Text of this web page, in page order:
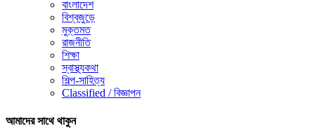
বাংলাদেশ
বিশ্বজুড়ে
মুক্তমত
রাজনীতি
শিক্ষা
স্বাস্থ্যকথা
শিল্প-সাহিত্য
Classified / বিজ্ঞাপন
আমাদের সাথে থাকুন